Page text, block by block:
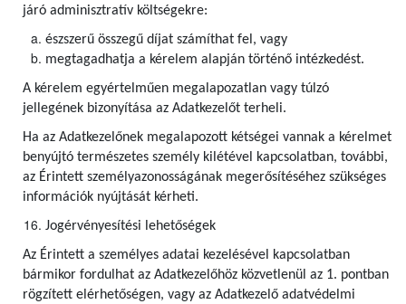
járó adminisztratív költségekre:
észszerű összegű díjat számíthat fel, vagy
megtagadhatja a kérelem alapján történő intézkedést.
A kérelem egyértelműen megalapozatlan vagy túlzó
jellegének bizonyítása az Adatkezelőt terheli.
Ha az Adatkezelőnek megalapozott kétségei vannak a kérelmet
benyújtó természetes személy kilétével kapcsolatban, további,
az Érintett személyazonosságának megerősítéséhez szükséges
információk nyújtását kérheti.
Jogérvényesítési lehetőségek
Az Érintett a személyes adatai kezelésével kapcsolatban
bármikor fordulhat az Adatkezelőhöz közvetlenül az 1. pontban
rögzített elérhetőségen, vagy az Adatkezelő adatvédelmi